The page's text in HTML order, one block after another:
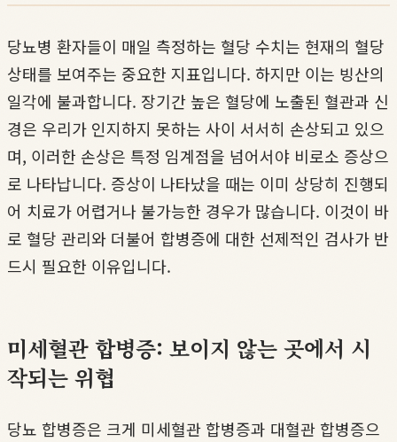
당뇨병 환자들이 매일 측정하는 혈당 수치는 현재의 혈당
상태를 보여주는 중요한 지표입니다. 하지만 이는 빙산의
일각에 불과합니다. 장기간 높은 혈당에 노출된 혈관과 신
경은 우리가 인지하지 못하는 사이 서서히 손상되고 있으
며, 이러한 손상은 특정 임계점을 넘어서야 비로소 증상으
로 나타납니다. 증상이 나타났을 때는 이미 상당히 진행되
어 치료가 어렵거나 불가능한 경우가 많습니다. 이것이 바
로 혈당 관리와 더불어 합병증에 대한 선제적인 검사가 반
드시 필요한 이유입니다.
미세혈관 합병증: 보이지 않는 곳에서 시
작되는 위협
당뇨 합병증은 크게 미세혈관 합병증과 대혈관 합병증으